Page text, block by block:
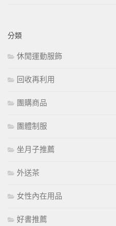
分類
休閒運動服飾
回收再利用
團購商品
團體制服
坐月子推薦
外送茶
女性內在用品
好書推薦